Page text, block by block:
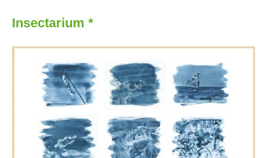
Insectarium *